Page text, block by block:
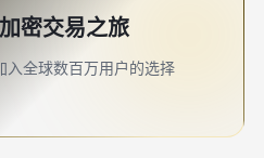
密交易之旅
入全球数百万用户的选择